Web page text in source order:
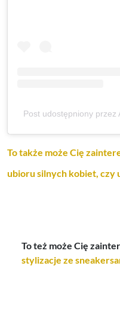
Post udostępniony przez
To także może Cię
ubioru silnych kobiet, czy
To też może Cię
stylizacje ze